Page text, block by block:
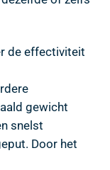
de effectiviteit
gewicht
snelst
Door het